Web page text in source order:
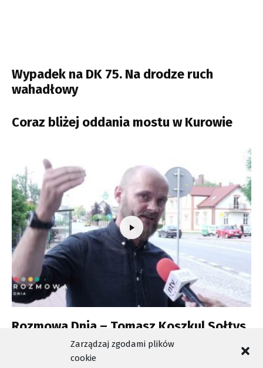
Zarządzaj zgodami plików
cookie
Wypadek na DK 75. Na drodze ruch
wahadłowy
Coraz bliżej oddania mostu w Kurowie
Rozmowa Dnia – Tomasz Koszkul Sołtys